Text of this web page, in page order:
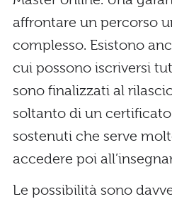
affrontare un percorso
complesso. Esistono
cui possono iscriversi
sono finalizzati al
soltanto di un
sostenuti che serve
accedere poi
Le possibilità sono